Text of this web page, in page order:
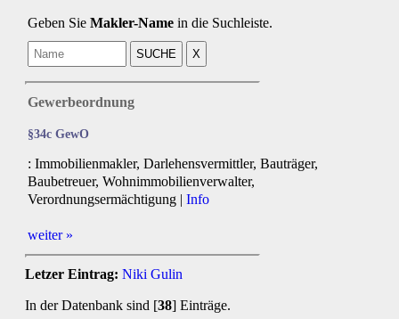
Geben Sie Makler-Name in die Suchleiste.
Gewerbeordnung
§34c GewO
: Immobilienmakler, Darlehensvermittler, Bauträger,
Baubetreuer, Wohnimmobilienverwalter,
Verordnungsermächtigung | Info
weiter »
Letzer Eintrag: Niki Gulin
In der Datenbank sind [38] Einträge.